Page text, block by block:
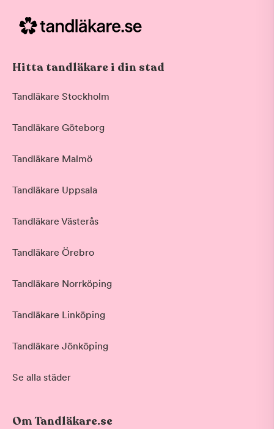
Hitta tandläkare i din stad
Tandläkare Stockholm
Tandläkare Göteborg
Tandläkare Malmö
Tandläkare Uppsala
Tandläkare Västerås
Tandläkare Örebro
Tandläkare Norrköping
Tandläkare Linköping
Tandläkare Jönköping
Se alla städer
Om Tandläkare.se